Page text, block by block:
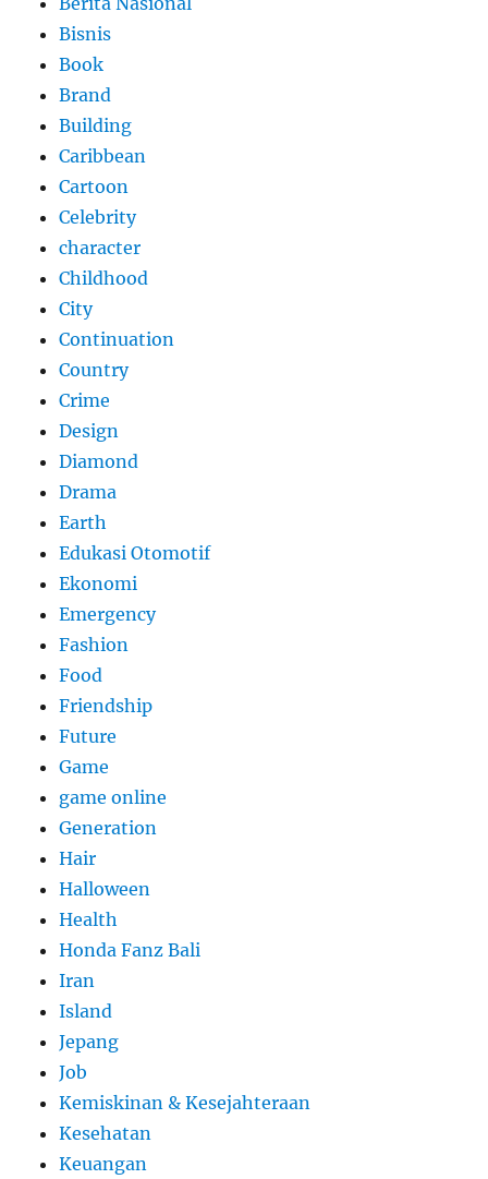
Bisnis
Book
Brand
Building
Caribbean
Cartoon
Celebrity
character
Childhood
City
Continuation
Country
Crime
Design
Diamond
Drama
Earth
Edukasi Otomotif
Ekonomi
Emergency
Fashion
Food
Friendship
Future
Game
game online
Generation
Hair
Halloween
Health
Honda Fanz Bali
Iran
Island
Jepang
Job
Kemiskinan & Kesejahteraan
Kesehatan
Keuangan